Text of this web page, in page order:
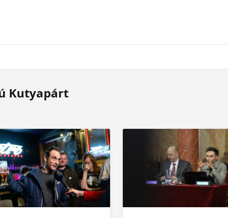
Kutyapárt